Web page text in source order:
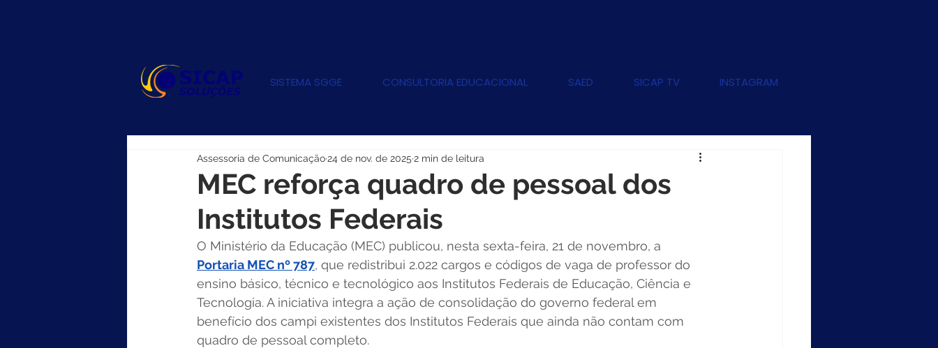
SISTEMA SGGE CONSULTORIA EDUCACIONAL SAED SICAP TV INSTAGRAM
MEC reforça quadro de pessoal dos
Institutos Federais
Assessoria de Comunicação24 de nov. de 2025 2 min de leitura
O Ministério da Educação (MEC) publicou, nesta sexta-feira, 21 de novembro, a
Portaria MEC nº 787, que redistribui 2.022 cargos e códigos de vaga de professor do
ensino básico, técnico e tecnológico aos Institutos Federais de Educação, Ciência e
Tecnologia. A iniciativa integra a ação de consolidação do governo federal em
benefício dos campi existentes dos Institutos Federais que ainda não contam com
quadro de pessoal completo.